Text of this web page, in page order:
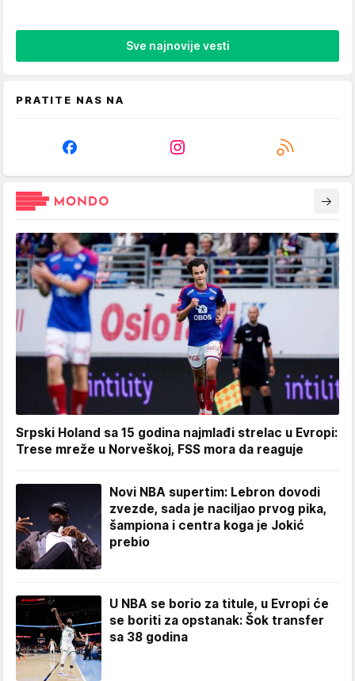
Sve najnovije vesti
PRATITE NAS NA
Srpski Holand sa 15 godina najmlađi strelac u Evropi:
Trese mreže u Norveškoj, FSS mora da reaguje
Novi NBA supertim: Lebron dovodi
zvezde, sada je naciljao prvog pika,
šampiona i centra koga je Jokić
prebio
U NBA se borio za titule, u Evropi će
se boriti za opstanak: Šok transfer
sa 38 godina